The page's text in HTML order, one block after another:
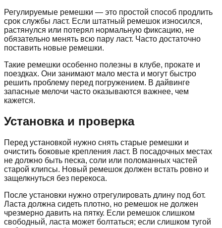
Регулируемые ремешки — это простой способ продлить
срок службы ласт. Если штатный ремешок износился,
растянулся или потерял нормальную фиксацию, не
обязательно менять всю пару ласт. Часто достаточно
поставить новые ремешки.
Такие ремешки особенно полезны в клубе, прокате и
поездках. Они занимают мало места и могут быстро
решить проблему перед погружением. В дайвинге
запасные мелочи часто оказываются важнее, чем
кажется.
Установка и проверка
Перед установкой нужно снять старые ремешки и
очистить боковые крепления ласт. В посадочных местах
не должно быть песка, соли или поломанных частей
старой клипсы. Новый ремешок должен встать ровно и
защелкнуться без перекоса.
После установки нужно отрегулировать длину под бот.
Ласта должна сидеть плотно, но ремешок не должен
чрезмерно давить на пятку. Если ремешок слишком
свободный, ласта может болтаться; если слишком тугой